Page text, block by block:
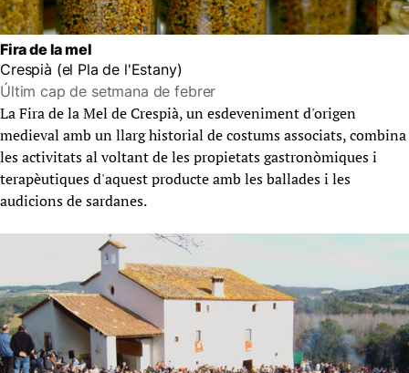
Fira de la mel
Crespià (el Pla de l'Estany)
Últim cap de setmana de febrer
La Fira de la Mel de Crespià, un esdeveniment d'origen
medieval amb un llarg historial de costums associats, combina
les activitats al voltant de les propietats gastronòmiques i
terapèutiques d'aquest producte amb les ballades i les
audicions de sardanes.